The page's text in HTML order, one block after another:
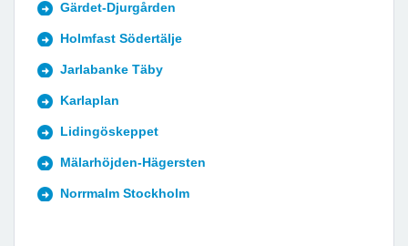
Gärdet-Djurgården
Holmfast Södertälje
Jarlabanke Täby
Karlaplan
Lidingöskeppet
Mälarhöjden-Hägersten
Norrmalm Stockholm